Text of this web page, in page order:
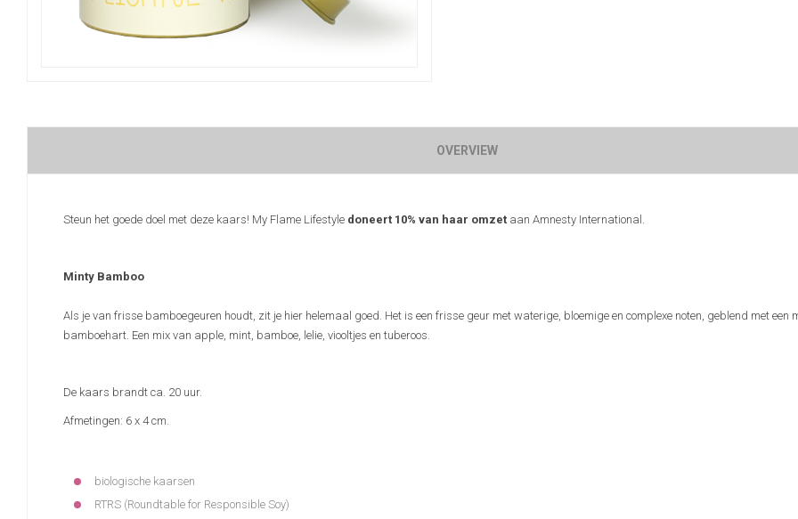
OVERVIEW
Steun het goede doel met deze kaars! My Flame Lifestyle doneert 10% van haar omzet aan Amnesty International.
Minty Bamboo
Als je van frisse bamboegeuren houdt, zit je hier helemaal goed. Het is een frisse geur met waterige, bloemige en complexe noten, geblend met een
bamboehart. Een mix van apple, mint, bamboe, lelie, viooltjes en tuberoos.
De kaars brandt ca. 20 uur.
Afmetingen: 6 x 4 cm.
biologische kaarsen
RTRS (Roundtable for Responsible Soy)